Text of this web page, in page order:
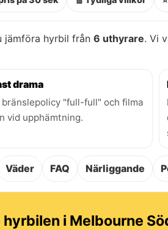
jämföra hyrbil från 6 uthyrare. Vi
drama
bränslepolicy "full-full" och filma
vid upphämtning.
Väder FAQ Närliggande
i Melbourne